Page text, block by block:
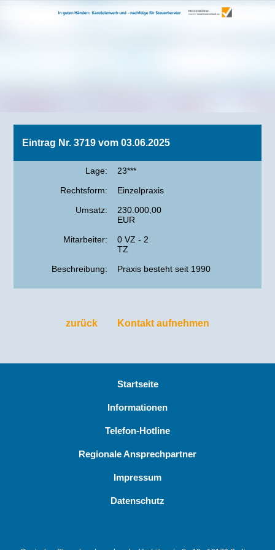
Eintrag Nr. 3719 vom 03.06.2025
Lage:
23***
Rechtsform:
Einzelpraxis
Umsatz:
230.000,00
EUR
Mitarbeiter:
0 VZ - 2
TZ
Beschreibung:
Praxis besteht seit 1990
zurück Kontakt aufnehmen
Startseite
Informationen
Telefon-Hotline
Regionale Ansprechpartner
Impressum
Datenschutz